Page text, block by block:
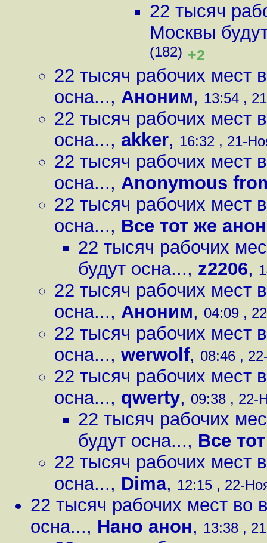
22 тысяч
Москвы
(182) +2
22 тысяч рабочих мест
осна..., Аноним, 13:54 ,
22 тысяч рабочих мест
осна..., akker, 16:32 , 21-
22 тысяч рабочих мест
осна..., Anonymous
22 тысяч рабочих мест
осна..., Все тот же
22 тысяч рабочих
будут осна..., z2206,
22 тысяч рабочих мест
осна..., Аноним, 04:09 ,
22 тысяч рабочих мест
осна..., werwolf, 08:46 ,
22 тысяч рабочих мест
осна..., qwerty, 09:38 , 22-
22 тысяч рабочих
будут осна..., Все
22 тысяч рабочих мест
осна..., Dima, 12:15 , 22-
22 тысяч рабочих мест во
осна..., Нано анон, 13:38 ,